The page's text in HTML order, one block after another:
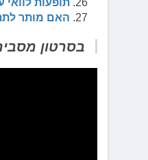
האם מותר
בסרטון